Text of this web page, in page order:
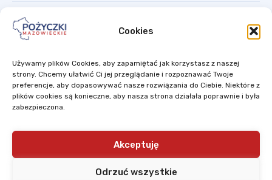
Cookies
Używamy plików Cookies, aby zapamiętać jak korzystasz z naszej
strony. Chcemy ułatwić Ci jej przeglądanie i rozpoznawać Twoje
preferencje, aby dopasowywać nasze rozwiązania do Ciebie. Niektóre z
plików cookies są konieczne, aby nasza strona działała poprawnie i była
zabezpieczona.
Akceptuję
Odrzuć wszystkie
Mazowiecki Regionalny Fundusz Pożyczkowy Sp. z o.o. to spółka ze
100% udziałem Samorządu Województwa Mazowieckiego.
Projekty są finansowane w ramach ponownego wykorzystania
Regionalnego Programu Operacyjnego Województwa Mazowieckiego
których dysponentem jest Zarząd Województwa
Mazowieckiego.